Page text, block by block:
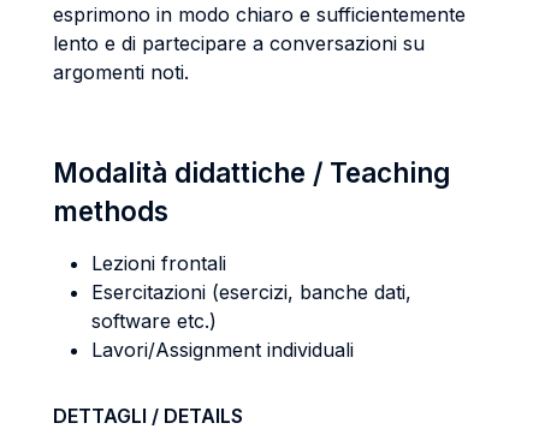
esprimono in modo chiaro e sufficientemente
lento e di partecipare a conversazioni su
argomenti noti.
Modalità didattiche / Teaching
methods
Lezioni frontali
Esercitazioni (esercizi, banche dati,
software etc.)
Lavori/Assignment individuali
DETTAGLI / DETAILS